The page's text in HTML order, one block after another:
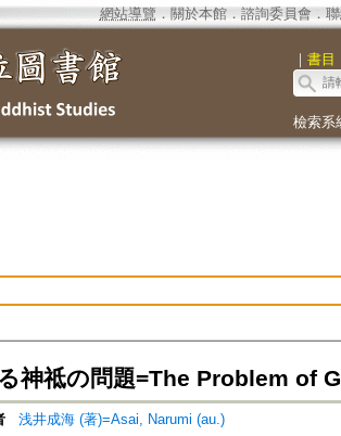
網站導覽 ． 關於本館． 諮詢委員會．
｜ 書目
檢索系
神祗の問題=The Problem of
浅井成海 (著)=Asai, Narumi (au.)